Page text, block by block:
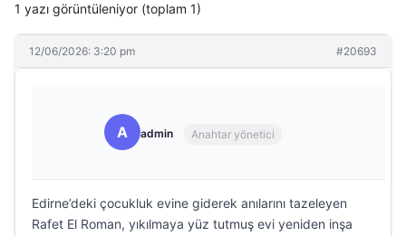
1 yazı görüntüleniyor (toplam 1)
12/06/2026: 3:20 pm #20693
A admin Anahtar yönetici
Edirne’deki çocukluk evine giderek anılarını tazeleyen
Rafet El Roman, yıkılmaya yüz tutmuş evi yeniden inşa